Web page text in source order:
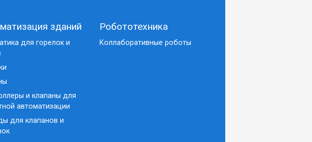
зданий
для горелок и
и клапаны для
автоматизации
для клапанов и
Робототехника
Коллаборативные роботы